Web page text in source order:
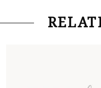
Lifestyle
「お若いで